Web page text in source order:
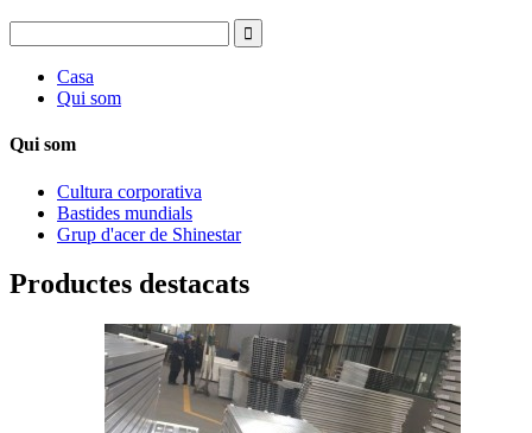
Casa
Qui som
Qui som
Cultura corporativa
Bastides mundials
Grup d'acer de Shinestar
Productes destacats